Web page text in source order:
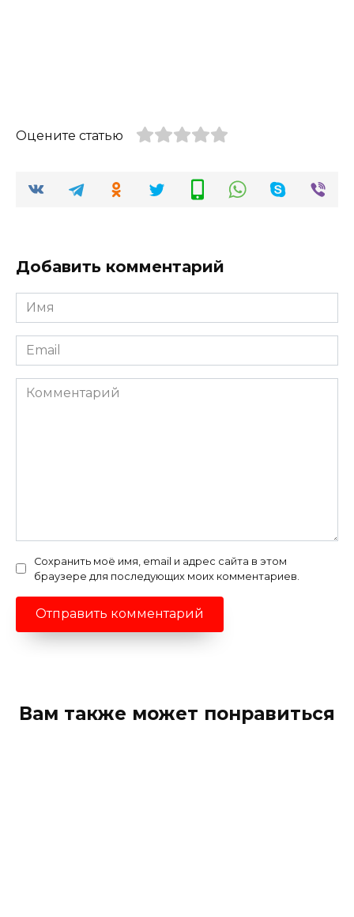
Оцените статью
Добавить комментарий
Имя
*
Email
*
Комментарий
Сохранить моё имя, email и адрес сайта в этом
браузере для последующих моих комментариев.
Вам также может понравиться